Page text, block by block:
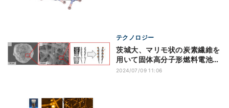
テクノロジー
茨城大、マリモ状の炭素繊維を
用いて固体高分子形燃料電池の
高性能化に成功
2024/07/09 11:06